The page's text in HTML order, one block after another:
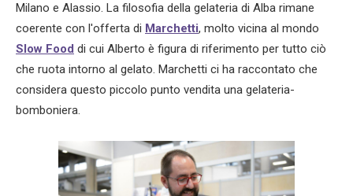
Milano e Alassio. La filosofia della gelateria di Alba rimane
coerente con l'offerta di Marchetti, molto vicina al mondo
Slow Food di cui Alberto è figura di riferimento per tutto ciò
che ruota intorno al gelato. Marchetti ci ha raccontato che
considera questo piccolo punto vendita una gelateria-
bomboniera.